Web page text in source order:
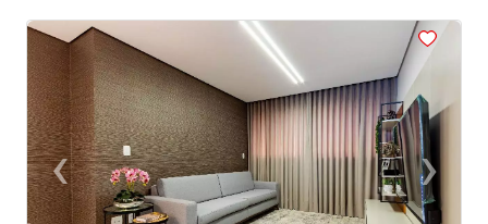
<<< <
‹Previous ›Next